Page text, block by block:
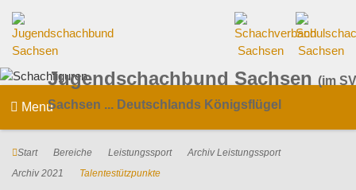
Jugendschachbund Sachsen (im
Sachsen ... Deutschlands Königsflügel
Menu
Start Bereiche Leistungssport
Archiv Leistungssport
Archiv 2021
Talentestützpunkte